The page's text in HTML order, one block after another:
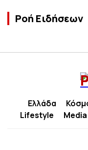
Ροή Ειδήσεων
Ελλάδα
Lifestyle
Media